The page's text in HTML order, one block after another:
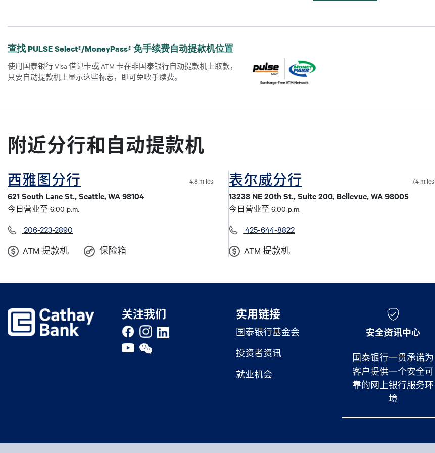
查找 PULSE Select®/MoneyPass® 免手续费自动提款机位置
使用国泰银行 Visa 借记卡或 ATM 卡在非国泰银行自动提款机上取款，
只要自动提款机上显示这些标志，即可免收手续费。
附近分行和自动提款机
Coordinates
纬度
经度
西雅图分行 4.8 miles
621 South Lane St., Seattle, WA 98104
今日营业至 6:00 p.m.
206-223-2890
ATM 提款机
保险箱
表尔威分行 7.4 miles
13238 NE 20th St., Suite 200, Bellevue, WA 98005
今日营业至 6:00 p.m.
425-644-8822
ATM 提款机
关注我们 实用链接
实用链接
国泰银行基金会
投资者资讯
就业机会
安全资讯中心
国泰银行一贯承诺为
客户提供一个安全可
靠的网上银行服务环
境